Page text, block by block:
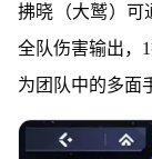
拂晓（大鹫）可
全队伤害输出，
为团队中的多面